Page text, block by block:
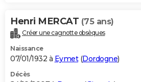
Henri MERCAT (75 ans)
Créer une cagnotte obsèques
Naissance
07/01/1932 à Eymet(Dordogne)
Décès